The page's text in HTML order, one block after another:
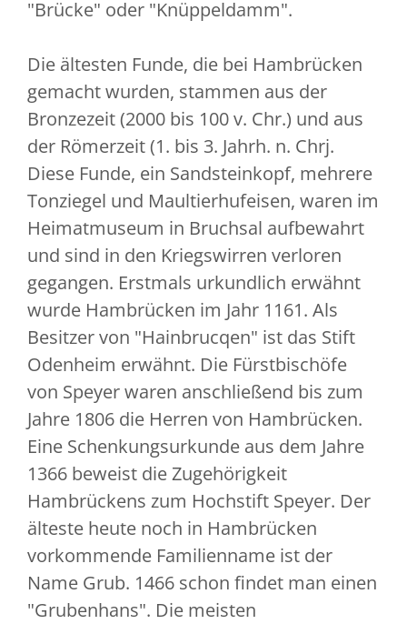
"Brücke" oder "Knüppeldamm".
Die ältesten Funde, die bei Hambrücken
gemacht wurden, stammen aus der
Bronzezeit (2000 bis 100 v. Chr.) und aus
der Römerzeit (1. bis 3. Jahrh. n. Chrj.
Diese Funde, ein Sandsteinkopf, mehrere
Tonziegel und Maultierhufeisen, waren im
Heimatmuseum in Bruchsal aufbewahrt
und sind in den Kriegswirren verloren
gegangen. Erstmals urkundlich erwähnt
wurde Hambrücken im Jahr 1161. Als
Besitzer von "Hainbrucqen" ist das Stift
Odenheim erwähnt. Die Fürstbischöfe
von Speyer waren anschließend bis zum
Jahre 1806 die Herren von Hambrücken.
Eine Schenkungsurkunde aus dem Jahre
1366 beweist die Zugehörigkeit
Hambrückens zum Hochstift Speyer. Der
älteste heute noch in Hambrücken
vorkommende Familienname ist der
Name Grub. 1466 schon findet man einen
"Grubenhans". Die meisten